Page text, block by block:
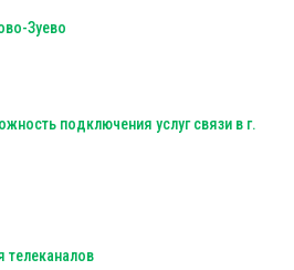
Зуево
подключения услуг связи в г.
телеканалов